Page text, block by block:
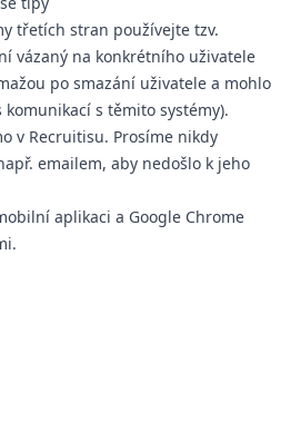
třetích stran používejte tzv.
vázaný na konkrétního uživatele
po smazání uživatele a mohlo
s těmito systémy).
v Recruitisu. Prosíme nikdy
emailem, aby nedošlo k jeho
aplikaci a Google Chrome